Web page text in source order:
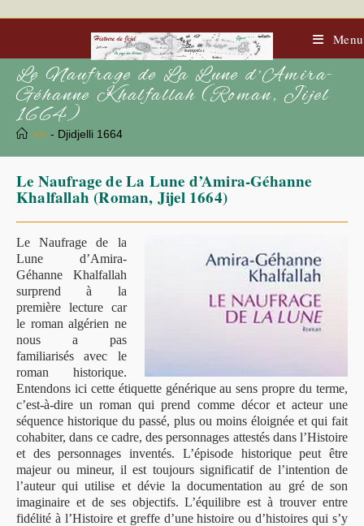
to
Menu
Le Naufrage de La Lune d’Amira-
Géhanne Khalfallah (Roman, Jijel
1664)
>> - Djidjelli 1664
Le Naufrage de La Lune d’Amira-Géhanne
Khalfallah (Roman, Jijel 1664)
Le Naufrage de la
Lune d’Amira-
Géhanne Khalfallah
surprend à la
première lecture car
le roman algérien ne
nous a pas
familiarisés avec le
roman historique.
Entendons ici cette étiquette générique au sens propre du terme,
c’est-à-dire un roman qui prend comme décor et acteur une
séquence historique du passé, plus ou moins éloignée et qui fait
cohabiter, dans ce cadre, des personnages attestés dans l’Histoire
et des personnages inventés. L’épisode historique peut être
majeur ou mineur, il est toujours significatif de l’intention de
l’auteur qui utilise et dévie la documentation au gré de son
imaginaire et de ses objectifs. L’équilibre est à trouver entre
fidélité à l’Histoire et greffe d’une histoire ou d’histoires qui s’y